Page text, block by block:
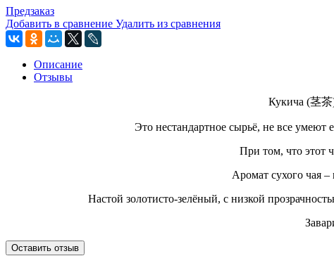
Предзаказ
Добавить в сравнение Удалить из сравнения
Описание
Отзывы
Кукича (茎茶
Это нестандартное сырьё, не все умеют
При том, что этот
Аромат сухого чая
Настой золотисто-зелёный, с низкой
Оставить отзыв